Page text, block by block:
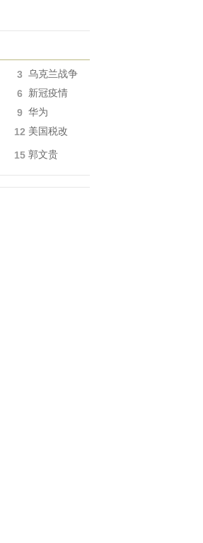
3 乌克兰战争
6 新冠疫情
9 华为
12 美国税改
15 郭文贵